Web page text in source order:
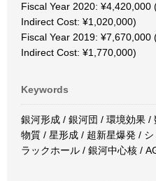
Fiscal Year 2020: ¥4,420,000
Indirect Cost: ¥1,020,000)
Fiscal Year 2019: ¥7,670,000
Indirect Cost: ¥1,770,000)
Keywords
銀河形成 / 銀河団 / 環境効果 /
物質 / 星形成 / 超新星爆発 /
ラックホール / 銀河中心核 /